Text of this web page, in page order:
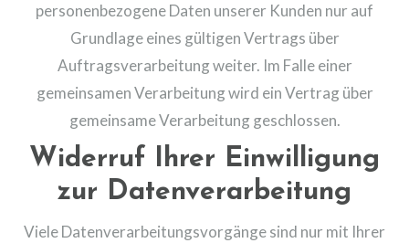
personenbezogene Daten unserer Kunden nur auf
Grundlage eines gültigen Vertrags über
Auftragsverarbeitung weiter. Im Falle einer
gemeinsamen Verarbeitung wird ein Vertrag über
gemeinsame Verarbeitung geschlossen.
Widerruf Ihrer Einwilligung
zur Datenverarbeitung
Viele Datenverarbeitungsvorgänge sind nur mit Ihrer